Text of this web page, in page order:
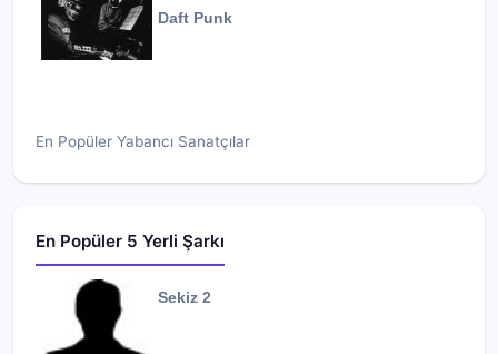
Daft Punk
En Popüler Yabancı Sanatçılar
En Popüler 5 Yerli Şarkı
Sekiz 2